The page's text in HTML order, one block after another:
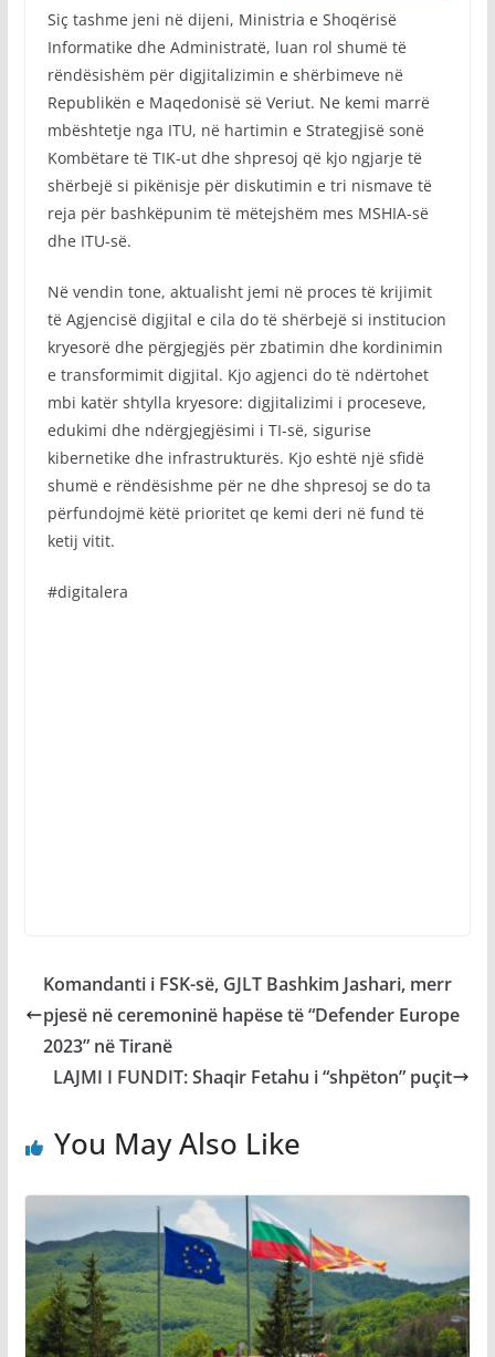
Siç tashme jeni në dijeni, Ministria e Shoqërisë
Informatike dhe Administratë, luan rol shumë të
rëndësishëm për digjitalizimin e shërbimeve në
Republikën e Maqedonisë së Veriut. Ne kemi marrë
mbështetje nga ITU, në hartimin e Strategjisë sonë
Kombëtare të TIK-ut dhe shpresoj që kjo ngjarje të
shërbejë si pikënisje për diskutimin e tri nismave të
reja për bashkëpunim të mëtejshëm mes MSHIA-së
dhe ITU-së.
Në vendin tone, aktualisht jemi në proces të krijimit
të Agjencisë digjital e cila do të shërbejë si institucion
kryesorë dhe përgjegjës për zbatimin dhe kordinimin
e transformimit digjital. Kjo agjenci do të ndërtohet
mbi katër shtylla kryesore: digjitalizimi i proceseve,
edukimi dhe ndërgjegjësimi i TI-së, sigurise
kibernetike dhe infrastrukturës. Kjo eshtë një sfidë
shumë e rëndësishme për ne dhe shpresoj se do ta
përfundojmë këtë prioritet qe kemi deri në fund të
ketij vitit.
#digitalera
Komandanti i FSK-së, GJLT Bashkim Jashari, merr
pjesë në ceremoninë hapëse të “Defender Europe
2023” në Tiranë
LAJMI I FUNDIT: Shaqir Fetahu i “shpëton” puçit
You May Also Like